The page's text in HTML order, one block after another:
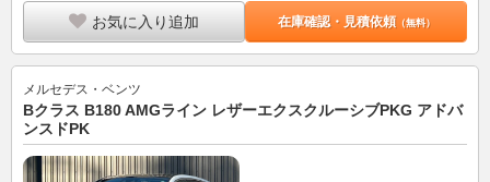
お気に入り追加 在庫確認・見積依頼（無料）
メルセデス・ベンツ
Bクラス B180 AMGライン レザーエクスクルーシブPKG アドバ
ンスドPK